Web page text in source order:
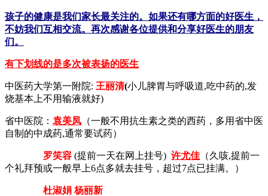
孩子的健康是我们家长最关注的。如果还有哪方面的好医生，
不妨我们互相交流。再次感谢各位提供和分享好医生的朋友
们。
有下划线的是多次被表扬的医生
中医药大学第一附院: 王丽清(小儿脾胃与呼吸道,吃中药的,发
烧基本上不用输液就好)
省中医院： 袁美凤 （一般不用抗生素之类的西药，多用省中医
自制的中成药,通常要试药）
罗笑容 (提前一天在网上挂号) 许尤佳 （久咳,提前一
个礼拜预或一般早上6点多就去挂号，超过7点已挂满。）
杜淑娟 杨丽新